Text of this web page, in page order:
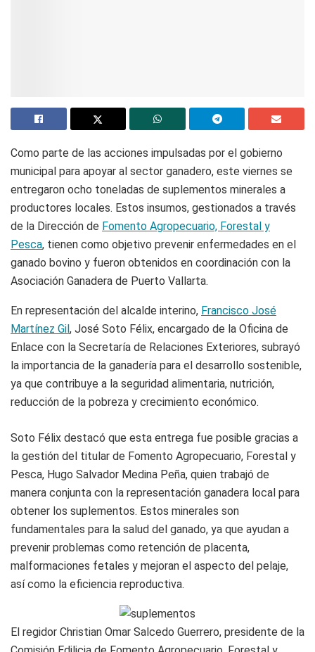
Como parte de las acciones impulsadas por el gobierno
municipal para apoyar al sector ganadero, este viernes se
entregaron ocho toneladas de suplementos minerales a
productores locales. Estos insumos, gestionados a través
de la Dirección de Fomento Agropecuario, Forestal y
Pesca, tienen como objetivo prevenir enfermedades en el
ganado bovino y fueron obtenidos en coordinación con la
Asociación Ganadera de Puerto Vallarta.
En representación del alcalde interino, Francisco José
Martínez Gil, José Soto Félix, encargado de la Oficina de
Enlace con la Secretaría de Relaciones Exteriores, subrayó
la importancia de la ganadería para el desarrollo sostenible,
ya que contribuye a la seguridad alimentaria, nutrición,
reducción de la pobreza y crecimiento económico.
Soto Félix destacó que esta entrega fue posible gracias a
la gestión del titular de Fomento Agropecuario, Forestal y
Pesca, Hugo Salvador Medina Peña, quien trabajó de
manera conjunta con la representación ganadera local para
obtener los suplementos. Estos minerales son
fundamentales para la salud del ganado, ya que ayudan a
prevenir problemas como retención de placenta,
malformaciones fetales y mejoran el aspecto del pelaje,
así como la eficiencia reproductiva.
El regidor Christian Omar Salcedo Guerrero, presidente de la